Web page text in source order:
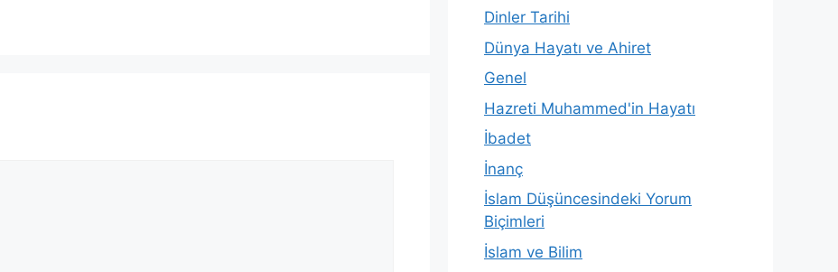
Dinler Tarihi
Dünya Hayatı ve Ahiret
Genel
Hazreti Muhammed'in Hayatı
İbadet
İnanç
İslam Düşüncesindeki Yorum
Biçimleri
İslam ve Bilim